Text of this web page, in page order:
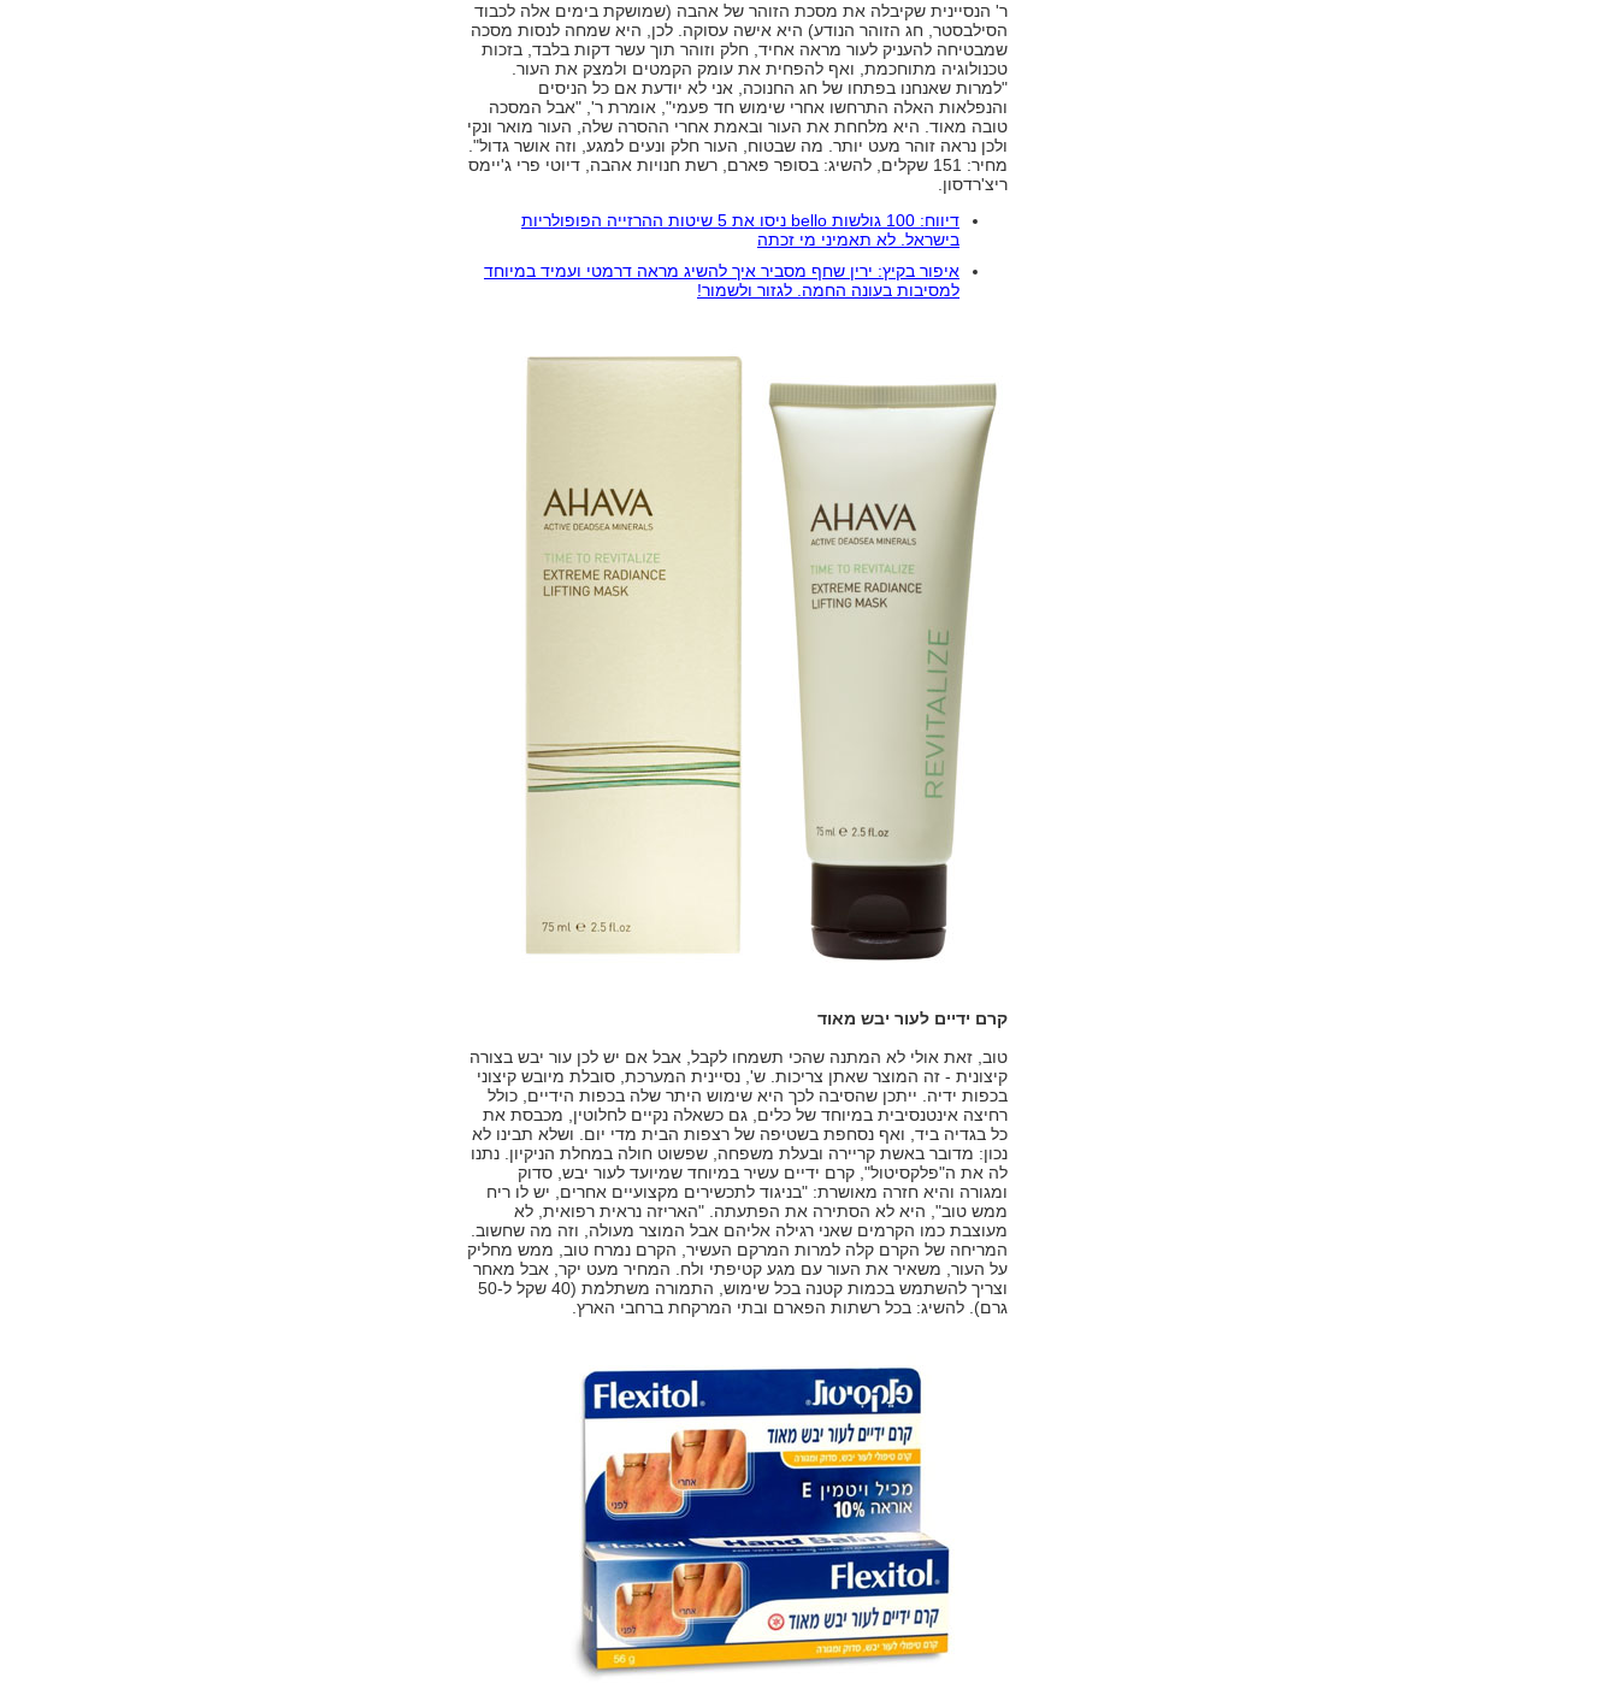
ר' הנסיינית שקיבלה את מסכת הזוהר של אהבה (שמושקת בימים אלה לכבוד
הסילבסטר, חג הזוהר הנודע) היא אישה עסוקה. לכן, היא שמחה לנסות מסכה
שמבטיחה להעניק לעור מראה אחיד, חלק וזוהר תוך עשר דקות בלבד, בזכות
טכנולוגיה מתוחכמת, ואף להפחית את עומק הקמטים ולמצק את העור.
"למרות שאנחנו בפתחו של חג החנוכה, אני לא יודעת אם כל הניסים
והנפלאות האלה התרחשו אחרי שימוש חד פעמי", אומרת ר', "אבל המסכה
טובה מאוד. היא מלחחת את העור ובאמת אחרי ההסרה שלה, העור מואר ונקי
ולכן נראה זוהר מעט יותר. מה שבטוח, העור חלק ונעים למגע, וזה אושר גדול".
מחיר: 151 שקלים, להשיג: בסופר פארם, רשת חנויות אהבה, דיוטי פרי ג'יימס
ריצ'רדסון.
דיווח: 100 גולשות bello ניסו את 5 שיטות ההרזייה הפופולריות
בישראל. לא תאמיני מי זכתה
איפור בקיץ: ירין שחף מסביר איך להשיג מראה דרמטי ועמיד במיוחד
למסיבות בעונה החמה. לגזור ולשמור!
קרם ידיים לעור יבש מאוד
טוב, זאת אולי לא המתנה שהכי תשמחו לקבל, אבל אם יש לכן עור יבש בצורה
קיצונית - זה המוצר שאתן צריכות. ש', נסיינית המערכת, סובלת מיובש קיצוני
בכפות ידיה. ייתכן שהסיבה לכך היא שימוש היתר שלה בכפות הידיים, כולל
רחיצה אינטנסיבית במיוחד של כלים, גם כשאלה נקיים לחלוטין, מכבסת את
כל בגדיה ביד, ואף נסחפת בשטיפה של רצפות הבית מדי יום. ושלא תבינו לא
נכון: מדובר באשת קריירה ובעלת משפחה, שפשוט חולה במחלת הניקיון. נתנו
לה את ה"פלקסיטול", קרם ידיים עשיר במיוחד שמיועד לעור יבש, סדוק
ומגורה והיא חזרה מאושרת: "בניגוד לתכשירים מקצועיים אחרים, יש לו ריח
ממש טוב", היא לא הסתירה את הפתעתה. "האריזה נראית רפואית, לא
מעוצבת כמו הקרמים שאני רגילה אליהם אבל המוצר מעולה, וזה מה שחשוב.
המריחה של הקרם קלה למרות המרקם העשיר, הקרם נמרח טוב, ממש מחליק
על העור, משאיר את העור עם מגע קטיפתי ולח. המחיר מעט יקר, אבל מאחר
וצריך להשתמש בכמות קטנה בכל שימוש, התמורה משתלמת (40 שקל ל-50
גרם). להשיג: בכל רשתות הפארם ובתי המרקחת ברחבי הארץ.